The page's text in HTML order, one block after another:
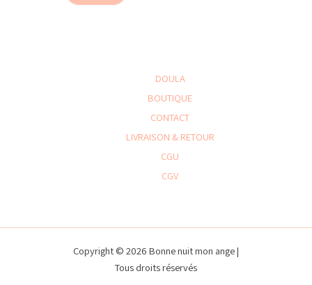
DOULA
BOUTIQUE
CONTACT
LIVRAISON & RETOUR
CGU
CGV
Copyright © 2026 Bonne nuit mon ange |
Tous droits réservés